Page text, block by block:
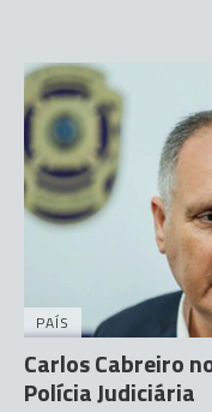
PAÍS
Carlos Cabreiro
Polícia Judiciária